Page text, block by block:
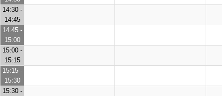
14:30 -
14:45
14:45 -
15:00
15:00 -
15:15
15:15 -
15:30
15:30 -